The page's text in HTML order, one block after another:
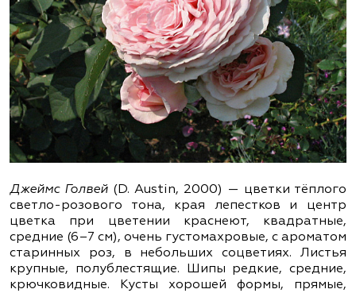
Джеймс Голвей (D. Austin, 2000) — цветки тёплого
светло-розового тона, края лепестков и центр
цветка при цветении краснеют, квадратные,
средние (6–7 см), очень густомахровые, с ароматом
старинных роз, в небольших соцветиях. Листья
крупные, полублестящие. Шипы редкие, средние,
крючковидные. Кусты хорошей формы, прямые,